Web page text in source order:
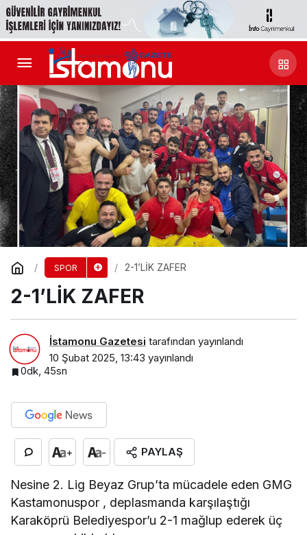
SPOR 2-1’LİK ZAFER
2-1’LİK ZAFER
İstamonu Gazetesi tarafından yayınlandı
10 Şubat 2025, 13:43 yayınlandı
0dk, 45sn
+ - PAYLAŞ
Nesine 2. Lig Beyaz Grup’ta mücadele eden GMG
Kastamonuspor , deplasmanda karşılaştığı
Karaköprü Belediyespor’u 2-1 mağlup ederek üç